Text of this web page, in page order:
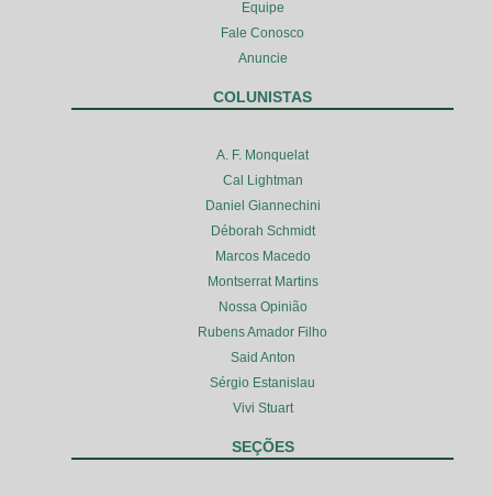
Equipe
Fale Conosco
Anuncie
COLUNISTAS
A. F. Monquelat
Cal Lightman
Daniel Giannechini
Déborah Schmidt
Marcos Macedo
Montserrat Martins
Nossa Opinião
Rubens Amador Filho
Said Anton
Sérgio Estanislau
Vivi Stuart
SEÇÕES